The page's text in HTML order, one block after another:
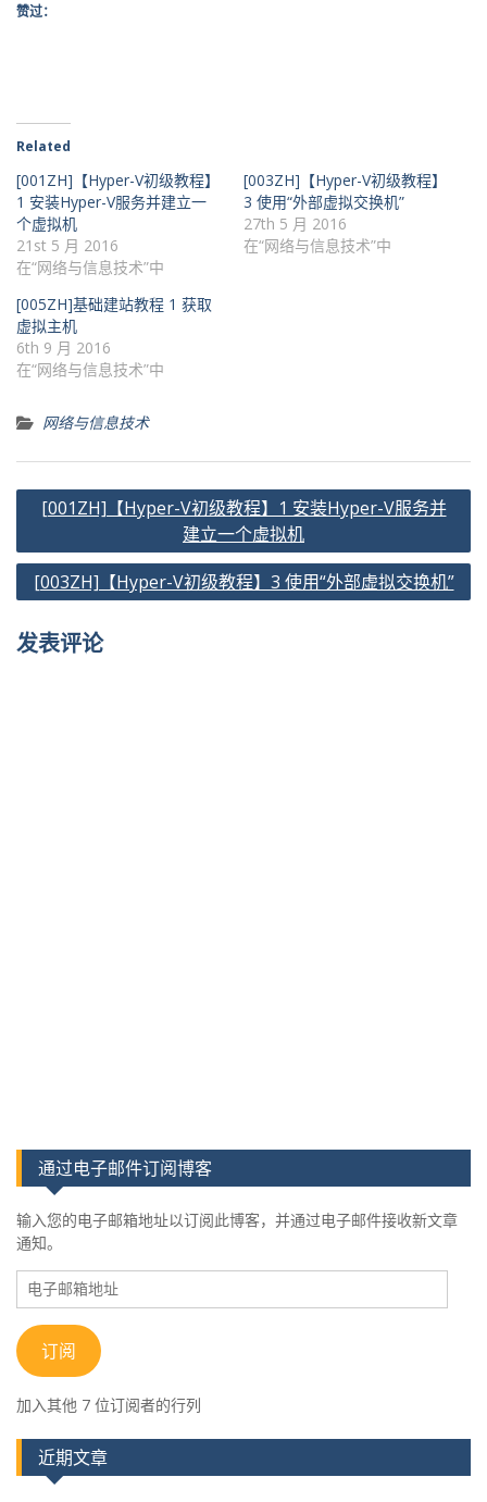
赞过：
Related
[001ZH]【Hyper-V初级教程】
1 安装Hyper-V服务并建立一
个虚拟机
21st 5 月 2016
在“网络与信息技术”中
[003ZH]【Hyper-V初级教程】
3 使用“外部虚拟交换机”
27th 5 月 2016
在“网络与信息技术”中
[005ZH]基础建站教程 1 获取
虚拟主机
6th 9 月 2016
在“网络与信息技术”中
网络与信息技术
文
导
航
[001ZH]【Hyper-V初级教程】1 安装Hyper-V服务并
建立一个虚拟机
[003ZH]【Hyper-V初级教程】3 使用“外部虚拟交换机”
发表评论
通过电子邮件订阅博客
输入您的电子邮箱地址以订阅此博客，并通过电子邮件接收新文章
通知。
电
子
邮
箱
地
址
订阅
加入其他 7 位订阅者的行列
近期文章